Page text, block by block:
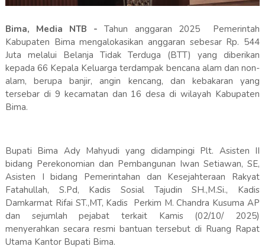
Bima, Media NTB - Tahun anggaran 2025 Pemerintah
Kabupaten Bima mengalokasikan anggaran sebesar Rp. 544
Juta melalui Belanja Tidak Terduga (BTT) yang diberikan
kepada 66 Kepala Keluarga terdampak bencana alam dan non-
alam, berupa banjir, angin kencang, dan kebakaran yang
tersebar di 9 kecamatan dan 16 desa di wilayah Kabupaten
Bima.
Bupati Bima Ady Mahyudi yang didampingi Plt. Asisten II
bidang Perekonomian dan Pembangunan Iwan Setiawan, SE,
Asisten I bidang Pemerintahan dan Kesejahteraan Rakyat
Fatahullah, S.Pd, Kadis Sosial Tajudin SH.,M.Si., Kadis
Damkarmat Rifai ST.,MT, Kadis Perkim M. Chandra Kusuma AP
dan sejumlah pejabat terkait Kamis (02/10/ 2025)
menyerahkan secara resmi bantuan tersebut di Ruang Rapat
Utama Kantor Bupati Bima.